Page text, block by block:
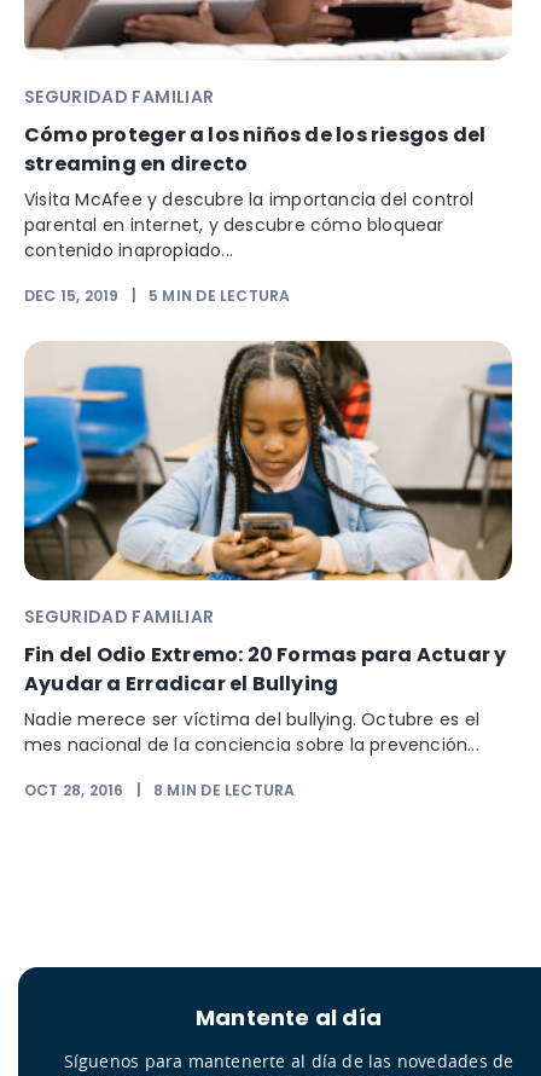
SEGURIDAD FAMILIAR
Cómo proteger a los niños de los riesgos del
streaming en directo
Visita McAfee y descubre la importancia del control
parental en internet, y descubre cómo bloquear
contenido inapropiado...
DEC 15, 2019 5 MIN DE LECTURA
SEGURIDAD FAMILIAR
Fin del Odio Extremo: 20 Formas para Actuar y
Ayudar a Erradicar el Bullying
Nadie merece ser víctima del bullying. Octubre es el
mes nacional de la conciencia sobre la prevención...
OCT 28, 2016 8 MIN DE LECTURA
Mantente al día
Síguenos para mantenerte al día de las novedades de